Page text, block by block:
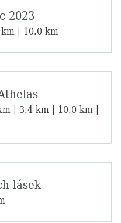
2023
| 10.0 km
| 3.4 km | 10.0 km |
lásek